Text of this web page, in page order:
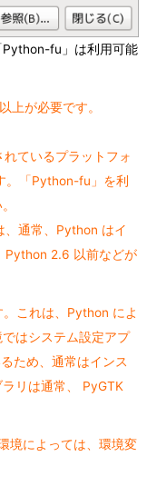
Python-fu」は利用可能
が必要です。
ているプラットフォ
。「Python-fu」を利
通常、Python はイ
Python 2.6 以前などが
これは、Python によ
はシステム設定アプ
ため、通常はインス
リは通常、 PyGTK
境によっては、環境変